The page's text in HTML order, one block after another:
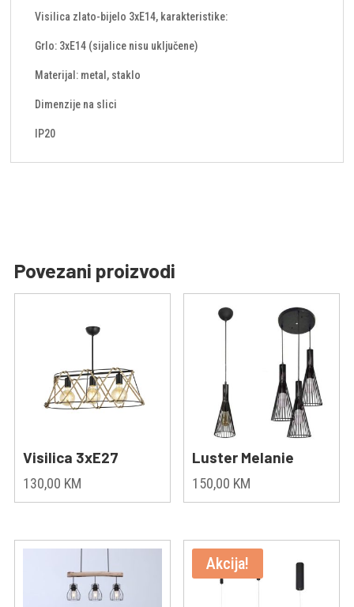
Visilica zlato-bijelo 3xE14, karakteristike:
Grlo: 3xE14 (sijalice nisu uključene)
Materijal: metal, staklo
Dimenzije na slici
IP20
Povezani proizvodi
Visilica 3xE27
130,00 KM
Luster Melanie
150,00 KM
Akcija!